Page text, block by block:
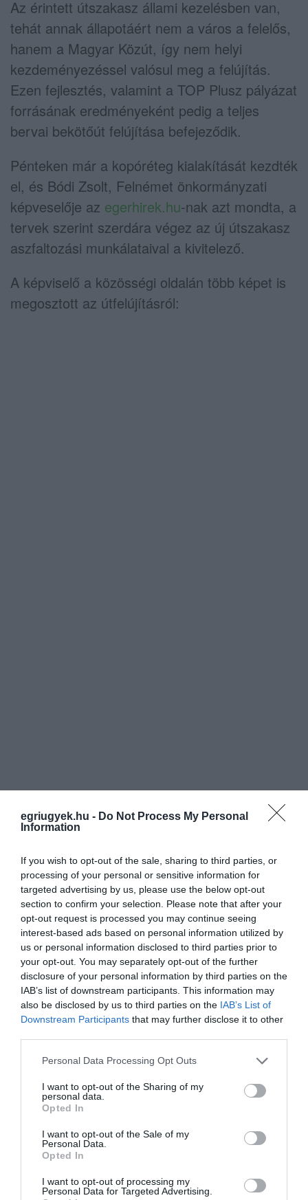
egriugyek.hu - Do Not Process My Personal
Information
If you wish to opt-out of the sale, sharing to third parties, or
processing of your personal or sensitive information for
targeted advertising by us, please use the below opt-out
section to confirm your selection. Please note that after your
opt-out request is processed you may continue seeing
interest-based ads based on personal information utilized by
us or personal information disclosed to third parties prior to
your opt-out. You may separately opt-out of the further
disclosure of your personal information by third parties on the
IAB’s list of downstream participants. This information may
also be disclosed by us to third parties on the IAB’s List of
Downstream Participants that may further disclose it to other
Please note that this website/app uses one or more Google
not limited to your visit or usage behaviour. You may click to
grant or deny consent to Google and its third-party tags to
use your data for below specified purposes in below Google
consent section.
Personal Data Processing Opt Outs
I want to opt-out of the Sharing of my
personal data.
Opted In
I want to opt-out of the Sale of my
Personal Data.
Opted In
I want to opt-out of processing my
Personal Data for Targeted Advertising.
Az érintett útszakasz állami kezelésben van,
tehát annak állapotáért nem a város a felelős,
hanem a Magyar Közút, így nem helyi
kezdeményezéssel valósul meg a felújítás.
Ezen fejlesztés, valamint a TOP Plusz pályázat
forrásának eredményeként pedig a teljes
bervai bekötőút felújítása befejeződik.
Pénteken már a kopóréteg kialakítását kezdték
el, és Bódi Zsolt, Felnémet önkormányzati
képveselője az egerhirek.hu-nak azt mondta, a
tervek szerint szerdára végez az új útszakasz
aszfaltozási munkálataival a kivitelező.
A képviselő a közösségi oldalán több képet is
megosztott az útfelújításról:
Ne maradjon le a legfrissebb hírekről, kövessen
bennünket az EGRI ÜGYEK Google Hírek oldalán!
VISSZA A FŐOLDALRA
Legfrissebb híreink
ÚJ MAGYAR KÜLÜGYI STRATÉGIA KÉSZÜL,